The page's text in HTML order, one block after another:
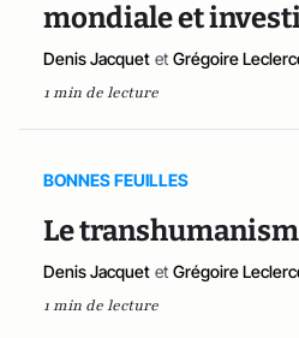
mondiale et
Denis Jacquet et Grégoire
1 min de lecture
BONNES FEUILLES
Le
Denis Jacquet et Grégoire
1 min de lecture